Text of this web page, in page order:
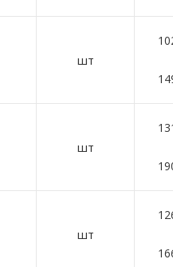
шт
шт
шт